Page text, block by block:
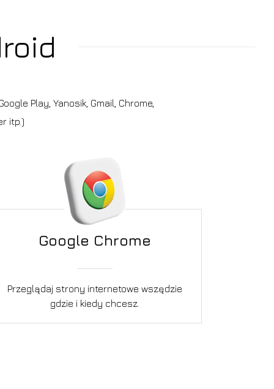
Play, Yanosik, Gmail, Chrome,
itp.)
Google Chrome
Przeglądaj strony internetowe wszędzie
gdzie i kiedy chcesz.